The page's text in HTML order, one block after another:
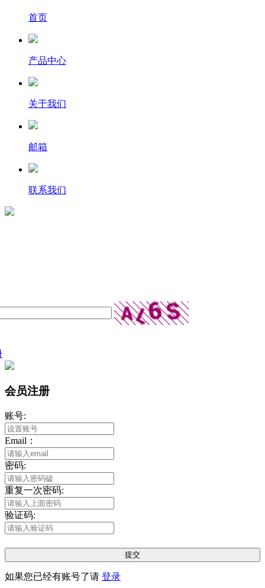
首页
产品中心
关于我们
邮箱
联系我们
会员注册
账号:
Email：
密码:
重复一次密码:
验证码:
提交
如果您已经有账号了请 登录